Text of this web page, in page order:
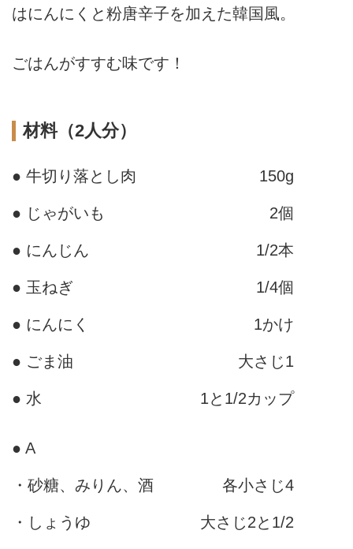
はにんにくと粉唐辛子を加えた韓国風。
ごはんがすすむ味です！
材料（2人分）
● 牛切り落とし肉 150g
● じゃがいも 2個
● にんじん 1/2本
● 玉ねぎ 1/4個
● にんにく 1かけ
● ごま油 大さじ1
● 水 1と1/2カップ
● A
・砂糖、みりん、酒 各小さじ4
・しょうゆ 大さじ2と1/2